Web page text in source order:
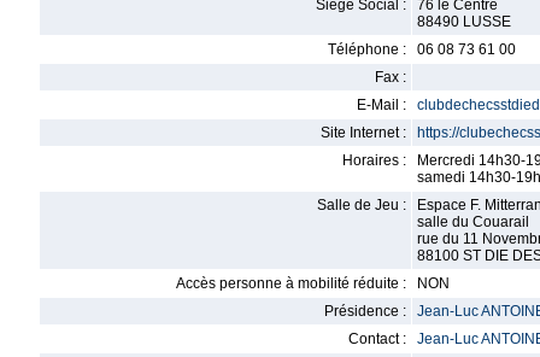
Siège Social :
76 le Centre
88490 LUSSE
Téléphone :
06 08 73 61 00
Fax :
E-Mail :
Site Internet :
https://
Horaires :
Mercredi 14h30-
samedi 14h30-
Salle de Jeu :
Espace F.
salle du Couarail
rue du 11
88100 ST DIE
Accès personne à mobilité réduite :
NON
Présidence :
Jean-Luc
Contact :
Jean-Luc